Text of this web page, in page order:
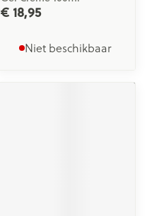
€ 18,95
Niet beschikbaar